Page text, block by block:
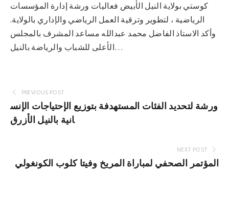
كوستي بولاية النيل الأبيض فعاليات ورشة إدارة المؤسسات
الرياضية ، لتطوير وترقية العمل الرياضي والإداري بالولاية.
وأكد الاستاذ الفاضل محمد عبدالله مساعد المشرف بالمجلس
الأعلى للشباب والرياضة بالنيل…
PREVIOUS POST
ورشة لتحديد الفئات المستهدفة بتوزيع الإحتياجات الإنس
انية بالنيل الأزرق
NEXT POST
المؤتمر الصحفي لمباراة المريخ وفيتا كلوب الكونغولي